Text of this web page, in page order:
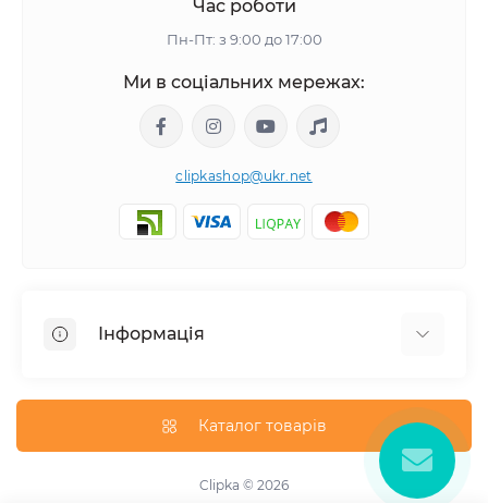
Час роботи
Пн-Пт: з 9:00 до 17:00
Ми в соціальних мережах:
clipkashop@ukr.net
Інформація
Контакти
Каталог товарів
Clipka © 2026